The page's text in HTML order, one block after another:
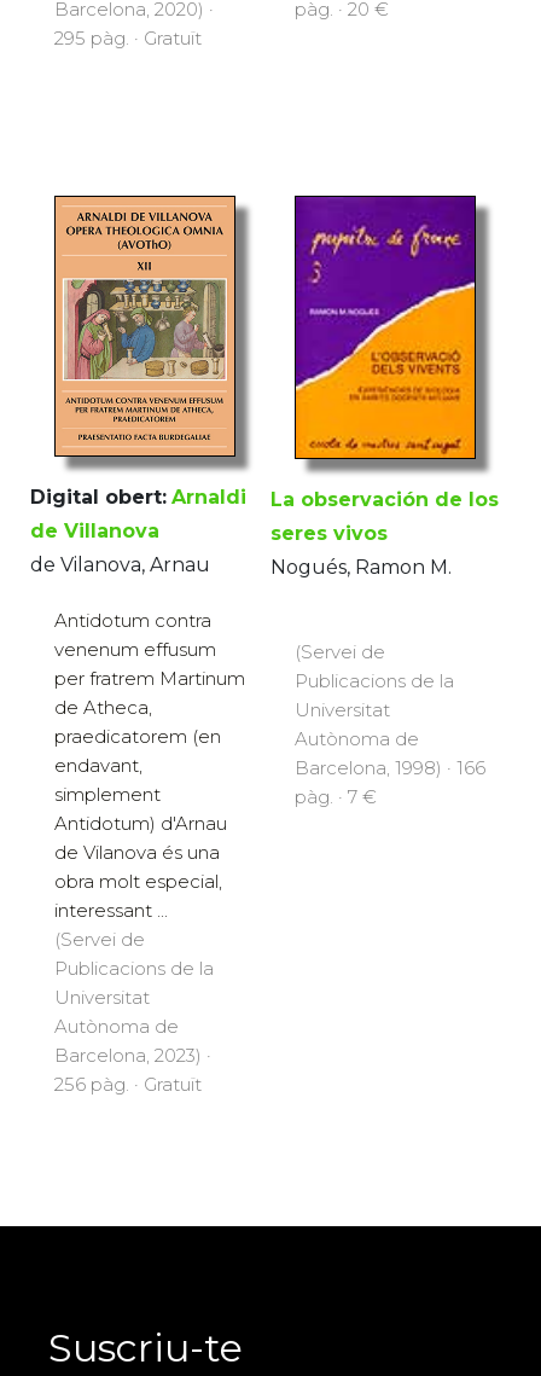
Barcelona, 2020) ·
295 pàg. · Gratuït
pàg. · 20 €
Digital obert: Arnaldi
de Villanova
de Vilanova, Arnau
Antidotum contra
venenum effusum
per fratrem Martinum
de Atheca,
praedicatorem (en
endavant,
simplement
Antidotum) d'Arnau
de Vilanova és una
obra molt especial,
interessant ...
(Servei de
Publicacions de la
Universitat
Autònoma de
Barcelona, 2023) ·
256 pàg. · Gratuït
La observación de los
seres vivos
Nogués, Ramon M.
(Servei de
Publicacions de la
Universitat
Autònoma de
Barcelona, 1998) · 166
pàg. · 7 €
Suscriu-te